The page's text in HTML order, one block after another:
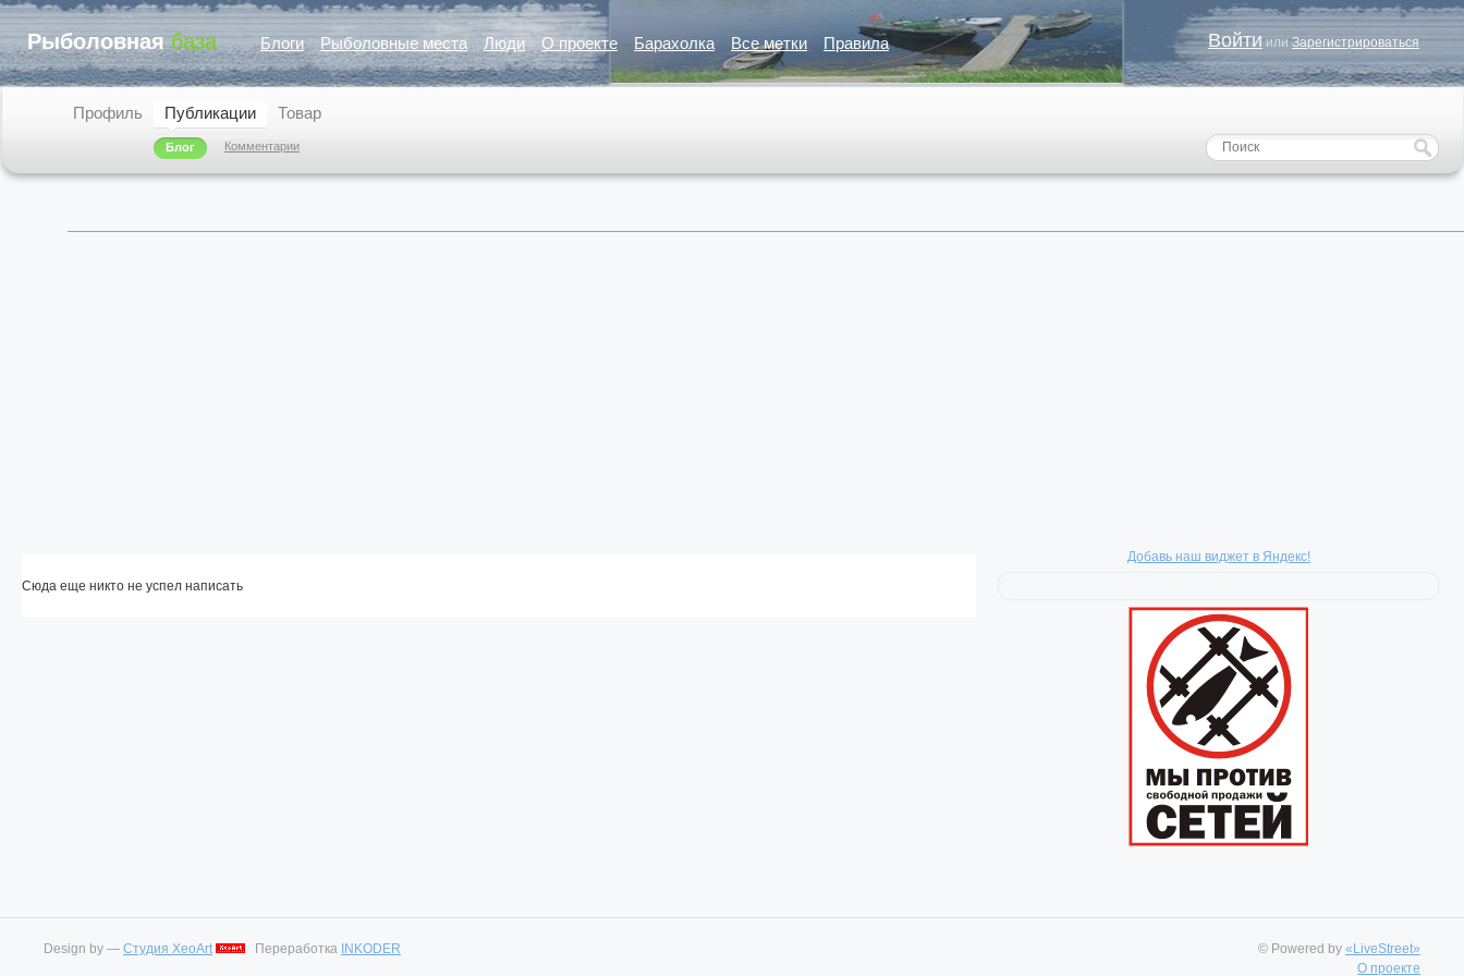
Рыболовнаябаза Блоги Рыболовные места Люди О проекте Барахолка Все метки Правила Войти или Зарегистрироваться
Профиль Публикации
Блог Комментарии
Товар
Сюда еще никто не успел написать
Добавь наш виджет в Яндекс!
© Powered by «LiveStreet»
О проекте
Design by — Студия XeoArt Переработка INKODER